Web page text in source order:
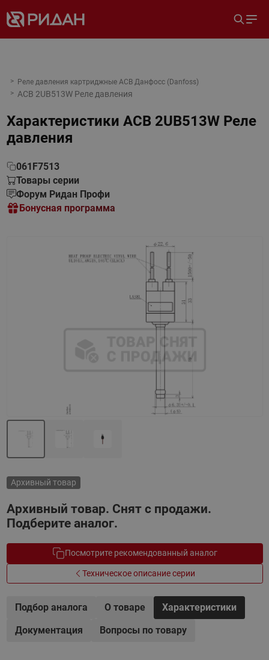
Реле давления картриджные ACB Данфосс (Danfoss)
ACB 2UB513W Реле давления
Характеристики ACB 2UB513W Реле
давления
061F7513
Товары серии
Форум Ридан Профи
Бонусная программа
Архивный товар
Архивный товар. Снят с продажи.
Подберите аналог.
Посмотрите рекомендованный аналог
Техническое описание серии
Подбор аналога О товаре
Характеристики
Документация
Вопросы по товару